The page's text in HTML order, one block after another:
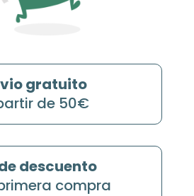
gratuito
de 50€
descuento
compra